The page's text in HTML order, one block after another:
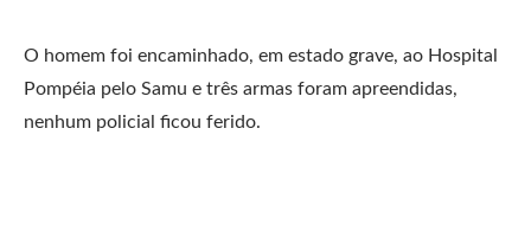
O homem foi encaminhado, em estado grave, ao Hospital
Pompéia pelo Samu e três armas foram apreendidas,
nenhum policial ficou ferido.